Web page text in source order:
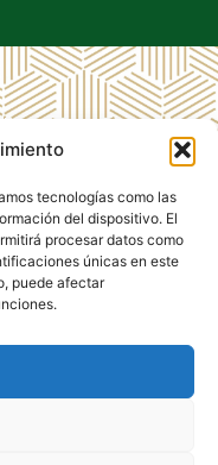
tecnologías como las
del dispositivo. El
procesar datos como
únicas en este
puede afectar
de
de
1903